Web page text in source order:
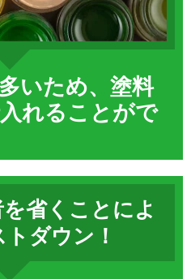
いため、塗料
れることがで
省くことによ
ダウン！